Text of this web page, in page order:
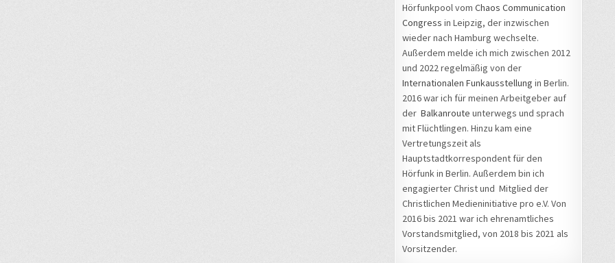
Hörfunkpool vom Chaos Communication
Congress in Leipzig, der inzwischen
wieder nach Hamburg wechselte.
Außerdem melde ich mich zwischen 2012
und 2022 regelmäßig von der
Internationalen Funkausstellung in Berlin.
2016 war ich für meinen Arbeitgeber auf
der Balkanroute unterwegs und sprach
mit Flüchtlingen. Hinzu kam eine
Vertretungszeit als
Hauptstadtkorrespondent für den
Hörfunk in Berlin. Außerdem bin ich
engagierter Christ und Mitglied der
Christlichen Medieninitiative pro e.V. Von
2016 bis 2021 war ich ehrenamtliches
Vorstandsmitglied, von 2018 bis 2021 als
Vorsitzender.